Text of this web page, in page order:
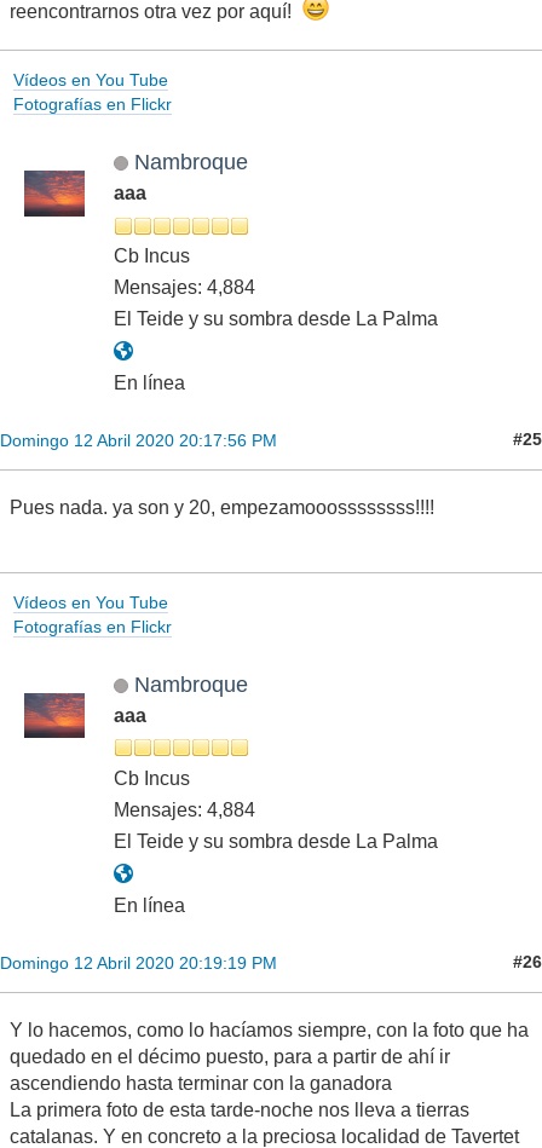
reencontrarnos otra vez por aquí!
Vídeos en You Tube
Fotografías en Flickr
Nambroque
aaa
Cb Incus
Mensajes: 4,884
El Teide y su sombra desde La Palma
En línea
Domingo 12 Abril 2020 20:17:56 PM #25
Pues nada. ya son y 20, empezamooossssssss!!!!
Vídeos en You Tube
Fotografías en Flickr
Nambroque
aaa
Cb Incus
Mensajes: 4,884
El Teide y su sombra desde La Palma
En línea
Domingo 12 Abril 2020 20:19:19 PM #26
Y lo hacemos, como lo hacíamos siempre, con la foto que ha
quedado en el décimo puesto, para a partir de ahí ir
ascendiendo hasta terminar con la ganadora
La primera foto de esta tarde-noche nos lleva a tierras
catalanas. Y en concreto a la preciosa localidad de Tavertet